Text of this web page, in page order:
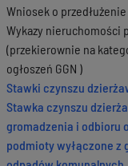
Wniosek o
Wykazy nieruchomości
(przekierownie na
ogłoszeń GGN )
Stawki czynszu
Stawka czynszu
gromadzenia i odbioru
podmioty wyłączone z